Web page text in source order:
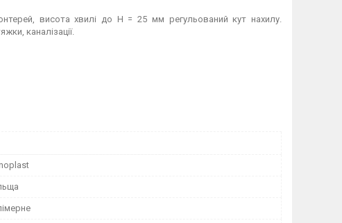
висота хвилі до Н = 25 мм регульований кут нахилу.
каналізації.